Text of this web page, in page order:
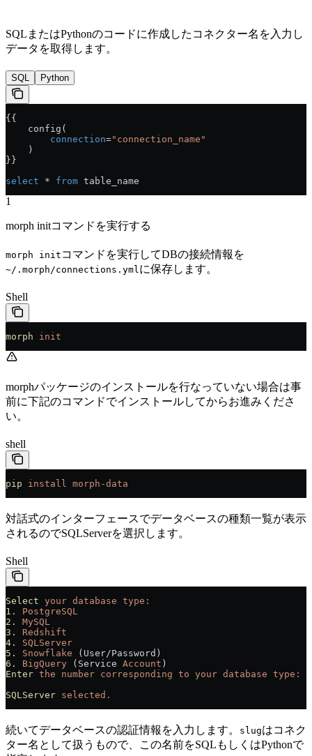
SQLまたはPythonのコードに作成したコネクター名を入力し
データを取得します。
SQL Python
{{
    config(
        connection
="connection_name"
    )
}}
select * from table_name
1
morph initコマンドを実行する
morph init コマンドを実行してDBの接続情報を
~/.morph/connections.yml に保存します。
Shell
morph init
morphパッケージのインストールを行なっていない場合は事
前に下記のコマンドでインストールしてからお進みくださ
い。
shell
pip install morph-data
対話式のインターフェースでデータベースの種類一覧が表示
されるのでSQLServerを選択します。
Shell
Select your database type:
1.
PostgreSQL
2.
MySQL
3.
Redshift
4.
SQLServer
5.
Snowflake (User/Password)
6.
BigQuery (Service Account )
Enter the number corresponding to your database type:
SQLServer selected.
続いてデータベースの認証情報を入力します。 slugはコネク
ター名として扱うもので、この名前をSQLもしくはPythonで